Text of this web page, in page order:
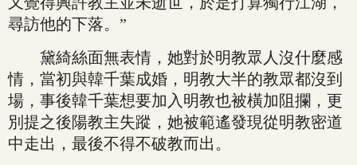
尋訪他的下落。”
黛綺絲面無表情，她對於明教眾人沒什麼感
情，當初與韓千葉成婚，明教大半的教眾都沒到
場，事後韓千葉想要加入明教也被橫加阻攔，更
別提之後陽教主失蹤，她被範遙發現從明教密道
中走出，最後不得不破教而出。